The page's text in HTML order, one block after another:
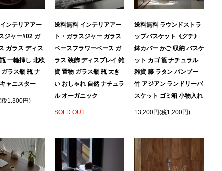
ンテリアアー
ジャー#02 ガ
ガラス ディス
一輪挿し 北欧
ラス瓶 瓶 ナ
ャニスター
税1,300円)
送料無料 インテリアアー
ト・ガラスジャー ガラス
ベースフラワーベース ガ
ラス 装飾 ディスプレイ 雑
貨 置物 ガラス瓶 瓶 大き
い おしゃれ 自然 ナチュラ
ル オーガニック
SOLD OUT
送料無料 ラウンドストラ
ップバスケット《グチ》
鉢カバー かご 収納 バスケ
ット カゴ 籠 ナチュラル
雑貨 籐 ラタン バンブー
竹 アジアン ランドリーバ
スケット ゴミ箱 小物入れ
13,200円(税1,200円)